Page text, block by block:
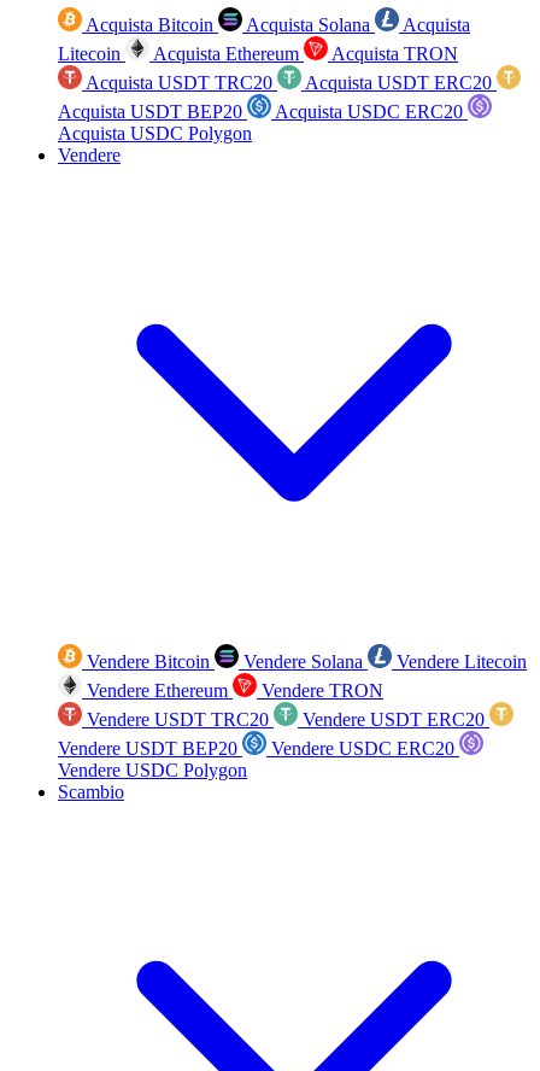
Acquista Bitcoin Acquista Solana
Acquista
Litecoin
Acquista Ethereum
Acquista TRON
Acquista USDT TRC20
Acquista USDT ERC20
Acquista USDT BEP20
Acquista USDC ERC20
Acquista USDC Polygon
Vendere
Vendere Bitcoin Vendere Solana
Vendere Litecoin
Vendere Ethereum
Vendere TRON
Vendere USDT TRC20
Vendere USDT ERC20
Vendere USDT BEP20
Vendere USDC ERC20
Vendere USDC Polygon
Scambio